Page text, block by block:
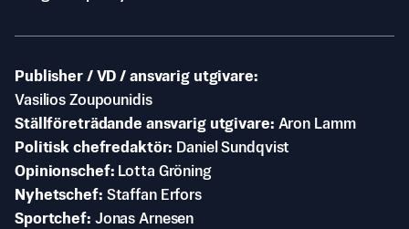
Publisher / VD / ansvarig utgivare
Vasilios Zoupounidis
Ställföreträdande ansvarig utgivare Aron Lamm
Politisk chefredaktör
Daniel Sundqvist
Opinionschef
Lotta Gröning
Nyhetschef Staffan Erfors
Sportchef Jonas Arnesen